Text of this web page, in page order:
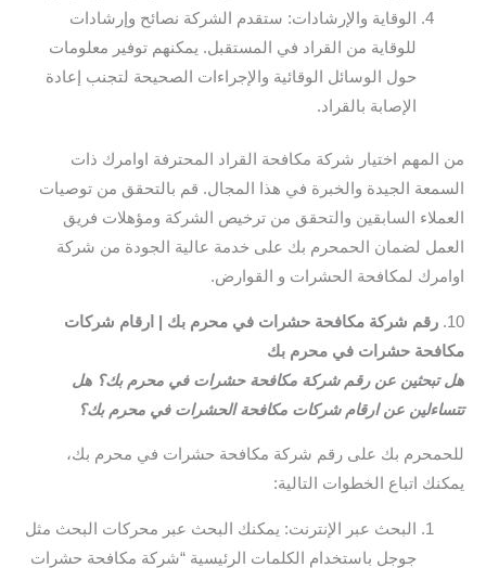
الوقاية والإرشادات: ستقدم الشركة نصائح وإرشادات
للوقاية من القراد في المستقبل. يمكنهم توفير معلومات
حول الوسائل الوقائية والإجراءات الصحيحة لتجنب إعادة
الإصابة بالقراد.
من المهم اختيار شركة مكافحة القراد المحترفة اوامرك ذات
السمعة الجيدة والخبرة في هذا المجال. قم بالتحقق من توصيات
العملاء السابقين والتحقق من ترخيص الشركة ومؤهلات فريق
العمل لضمان الحمحرم بك على خدمة عالية الجودة من شركة
اوامرك لمكافحة الحشرات و القوارض.
10. رقم شركة مكافحة حشرات في محرم بك | ارقام شركات
مكافحة حشرات في محرم بك
هل تبحثين عن رقم شركة مكافحة حشرات في محرم بك؟ هل
تتساءلين عن ارقام شركات مكافحة الحشرات في محرم بك؟
للحمحرم بك على رقم شركة مكافحة حشرات في محرم بك،
يمكنك اتباع الخطوات التالية:
البحث عبر الإنترنت: يمكنك البحث عبر محركات البحث مثل
جوجل باستخدام الكلمات الرئيسية “شركة مكافحة حشرات